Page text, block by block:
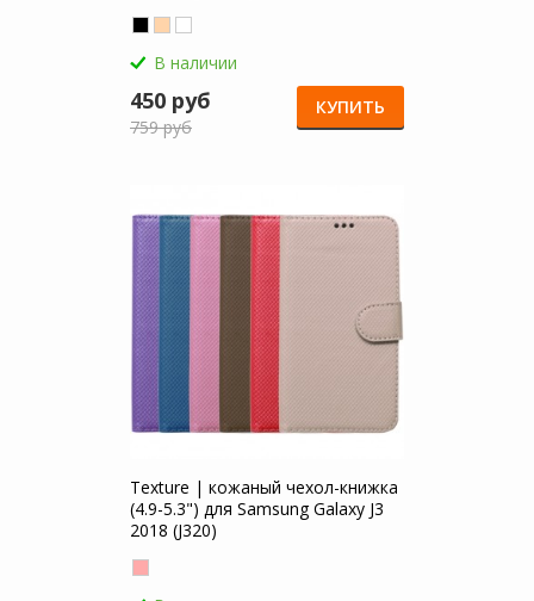
В наличии
450 руб
759 руб
КУПИТЬ
Texture | кожаный чехол-книжка
(4.9-5.3") для Samsung Galaxy J3
2018 (J320)